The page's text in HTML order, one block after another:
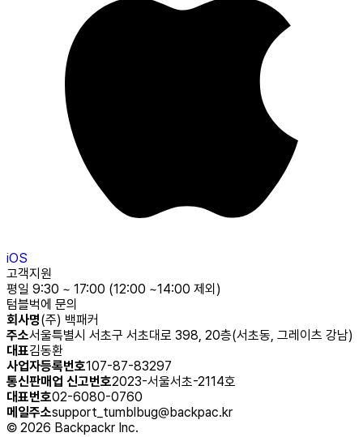
iOS
고객지원
평일 9:30 ~ 17:00 (12:00 ~14:00 제외)
텀블벅에 문의
회사명(주) 백패커
주소서울특별시 서초구 서초대로 398, 20층(서초동, 그레이츠 강남)
대표김동환
사업자등록번호107-87-83297
통신판매업 신고번호2023-서울서초-2114호
대표번호02-6080-0760
메일주소support_tumblbug@backpac.kr
© 2026 Backpackr Inc.